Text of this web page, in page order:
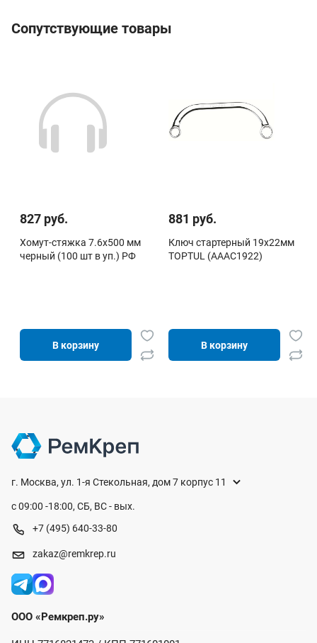
Сопутствующие товары
827 руб.
Хомут-стяжка 7.6х500 мм
черный (100 шт в уп.) РФ
В корзину
881 руб.
Ключ стартерный 19х22мм
TOPTUL (AAAC1922)
В корзину
г. Москва, ул. 1-я Стекольная, дом 7 корпус 11
с 09:00 -18:00, СБ, ВС - вых.
+7 (495) 640-33-80
zakaz@remkrep.ru
ООО «Ремкреп.ру»